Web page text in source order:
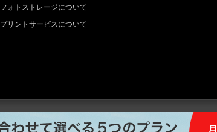
フォトストレージについて
プリントサービスについて